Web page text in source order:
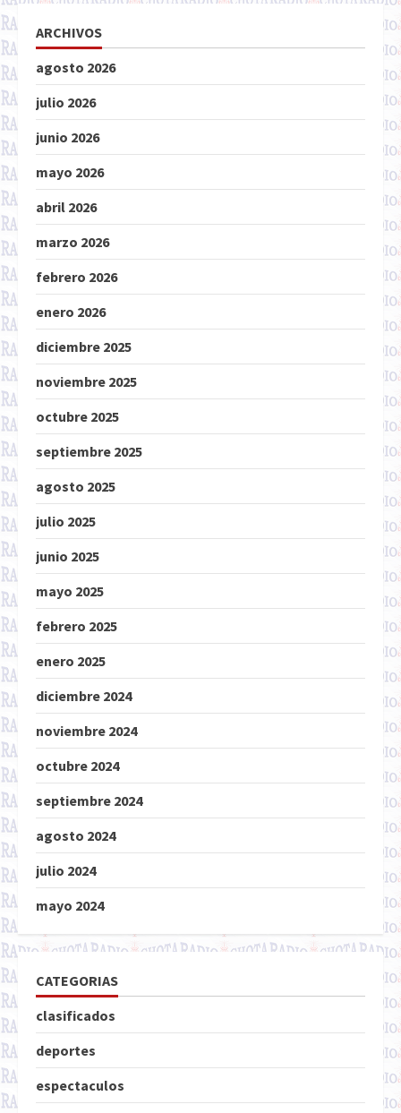
ARCHIVOS
agosto 2026
julio 2026
junio 2026
mayo 2026
abril 2026
marzo 2026
febrero 2026
enero 2026
diciembre 2025
noviembre 2025
octubre 2025
septiembre 2025
agosto 2025
julio 2025
junio 2025
mayo 2025
febrero 2025
enero 2025
diciembre 2024
noviembre 2024
octubre 2024
septiembre 2024
agosto 2024
julio 2024
mayo 2024
CATEGORIAS
clasificados
deportes
espectaculos